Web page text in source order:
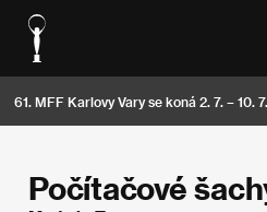
61. MFF Karlovy Vary se koná 2. 7. – 10.
Počítačové